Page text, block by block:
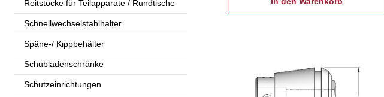
Reitstöcke für Teilapparate / Rundtische
Schnellwechselstahlhalter
Späne-/ Kippbehälter
Schubladenschränke
Schutzeinrichtungen